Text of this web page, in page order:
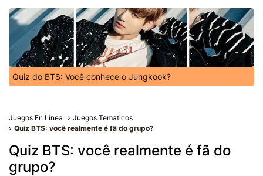
Quiz do BTS: Você conhece o Jungkook?
Juegos En Línea
Juegos Tematicos
Quiz BTS: você realmente é fã do grupo?
Quiz BTS: você realmente é fã do
grupo?